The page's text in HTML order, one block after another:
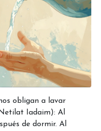
obligan a lavar
Iadaim): Al
de dormir. Al